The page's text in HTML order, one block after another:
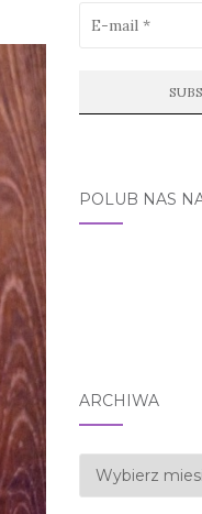
POLUB NAS
ARCHIWA
Archiwa